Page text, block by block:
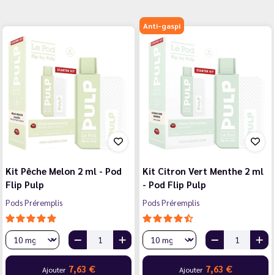
Kit Pêche Melon 2 ml - Pod
Flip Pulp
Pods Préremplis
Ajouter 7,63 €
Anti-gaspi
Kit Citron Vert Menthe 2 ml
- Pod Flip Pulp
Pods Préremplis
Ajouter 7,63 €